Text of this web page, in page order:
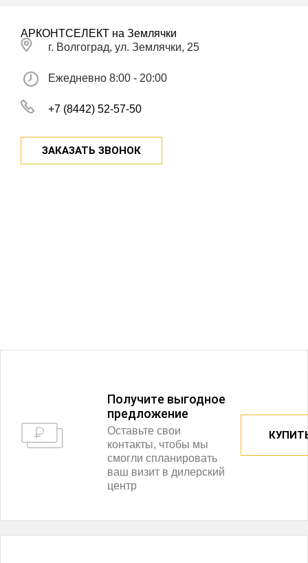
АРКОНТСЕЛЕКТ на Землячки
г. Волгоград, ул. Землячки, 25
Ежедневно 8:00 - 20:00
+7 (8442) 52-57-50
ЗАКАЗАТЬ ЗВОНОК
Получитe выгодное
предложение
Оставьте свои
контакты, чтобы мы
смогли спланировать
ваш визит в дилерский
центр